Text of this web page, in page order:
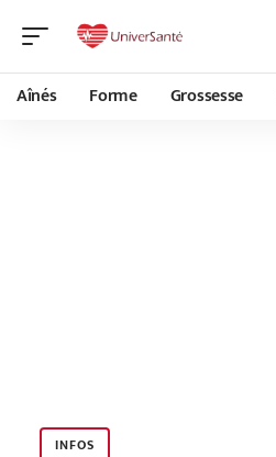
Aînés Forme Grossesse
INFOS